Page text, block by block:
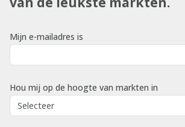
Mijn e-mailadres is
Hou mij op de hoogte van markten in